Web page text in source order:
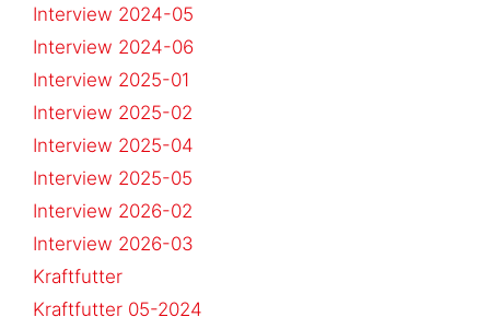
Interview 2024-05
Interview 2024-06
Interview 2025-01
Interview 2025-02
Interview 2025-04
Interview 2025-05
Interview 2026-02
Interview 2026-03
Kraftfutter
Kraftfutter 05-2024